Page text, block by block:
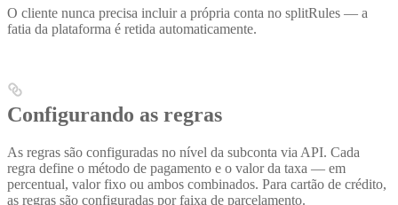
O cliente nunca precisa incluir a própria conta no splitRules — a
fatia da plataforma é retida automaticamente.
Configurando as regras
As regras são configuradas no nível da subconta via API. Cada
regra define o método de pagamento e o valor da taxa — em
percentual, valor fixo ou ambos combinados. Para cartão de crédito,
as regras são configuradas por faixa de parcelamento.